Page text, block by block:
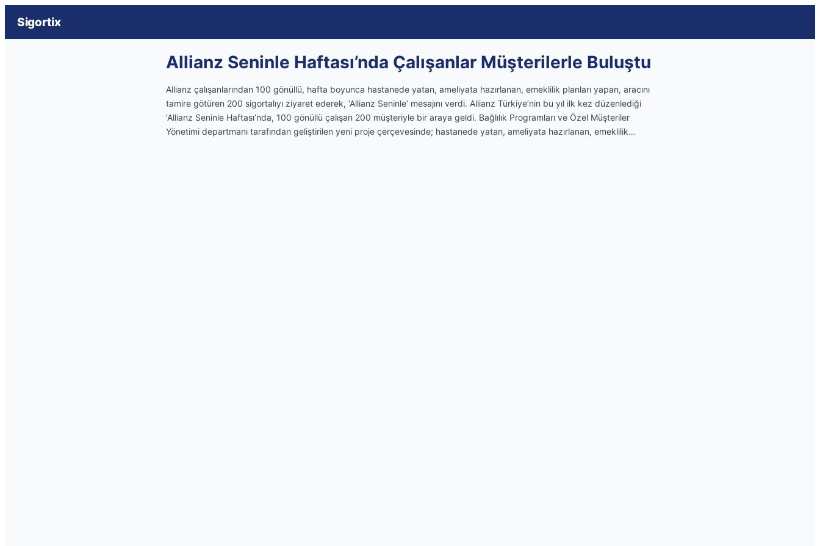
Sigortix
Allianz Seninle Haftası’nda Çalışanlar Müşterilerle Buluştu
Allianz çalışanlarından 100 gönüllü, hafta boyunca hastanede yatan, ameliyata hazırlanan, emeklilik planları yapan, aracını
tamire götüren 200 sigortalıyı ziyaret ederek, ‘Allianz Seninle’ mesajını verdi. Allianz Türkiye’nin bu yıl ilk kez düzenlediği
‘Allianz Seninle Haftası’nda, 100 gönüllü çalışan 200 müşteriyle bir araya geldi. Bağlılık Programları ve Özel Müşteriler
Yönetimi departmanı tarafından geliştirilen yeni proje çerçevesinde; hastanede yatan, ameliyata hazırlanan, emeklilik…